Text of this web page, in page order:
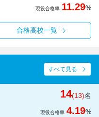
現役合格率 11.29%
合格高校一覧
すべて見る
14(13)名
現役合格率 4.19%